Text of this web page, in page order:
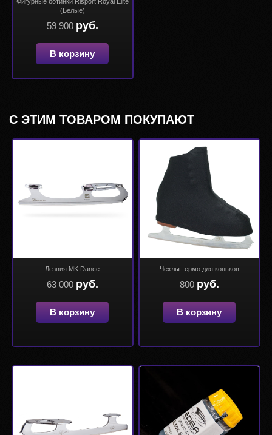
(Белые)
59 900 руб.
В корзину
С ЭТИМ ТОВАРОМ ПОКУПАЮТ
Лезвия MK Dance
63 000 руб.
В корзину
Чехлы термо для коньков
800 руб.
В корзину